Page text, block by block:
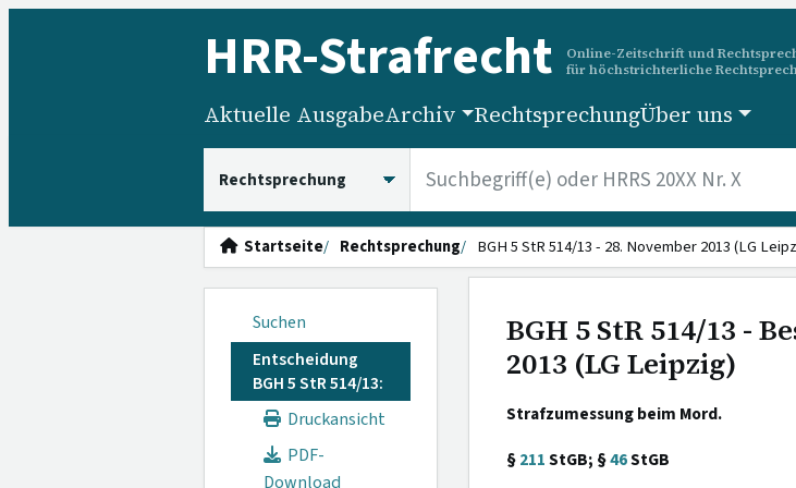
HRR-Strafrecht
Online-Zeitschrift und
für höchstrichterliche
Aktuelle AusgabeArchiv RechtsprechungÜber uns
Startseite Rechtsprechung BGH 5 StR 514/13 - 28. November 2013 (LG
Suchen
Entscheidung
BGH 5 StR 514/13:
Druckansicht
PDF-
Download
BGH 5 StR 514/13 -
2013 (LG Leipzig)
Strafzumessung beim Mord.
§211StGB; §46StGB